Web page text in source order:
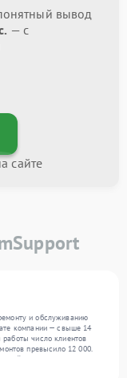
вывод
— с
сайте
и обслуживанию
компании — свыше 14
число клиентов
превысило 12 000.
включая , , . Мы
надежный